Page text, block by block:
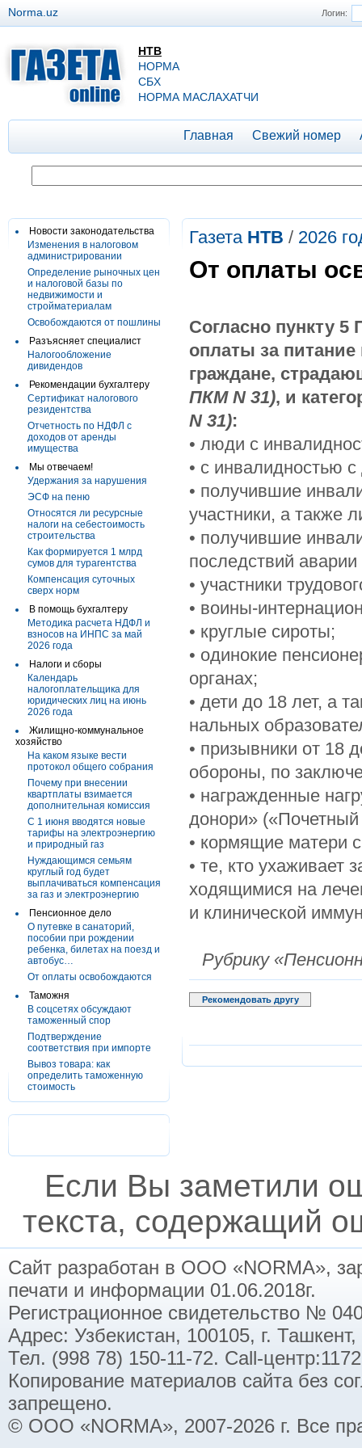
Логин:
Norma.uz
НТВ
НОРМА
СБХ
НОРМА МАСЛАХАТЧИ
Главная Свежий номер
Новости законодательства
Изменения в налоговом
администрировании
Определение рыночных цен
и налоговой базы по
недвижимости и
стройматериалам
Освобождаются от пошлины
Разъясняет специалист
Налогообложение
дивидендов
Рекомендации бухгалтеру
Сертификат налогового
резидентства
Отчетность по НДФЛ с
доходов от аренды
имущества
Мы отвечаем!
Удержания за нарушения
ЭСФ на пеню
Относятся ли ресурсные
налоги на себестоимость
строительства
Как формируется 1 млрд
сумов для турагентства
Компенсация суточных
сверх норм
В помощь бухгалтеру
Методика расчета НДФЛ и
взносов на ИНПС за май
2026 года
Налоги и сборы
Календарь
налогоплательщика для
юридических лиц на июнь
2026 года
Жилищно-коммунальное
хозяйство
На каком языке вести
протокол общего собрания
Почему при внесении
квартплаты взимается
дополнительная комиссия
С 1 июня вводятся новые
тарифы на электроэнергию
и природный газ
Нуждающимся семьям
круглый год будет
выплачиваться компенсация
за газ и электроэнергию
Пенсионное дело
О путевке в санаторий,
пособии при рождении
ребенка, билетах на поезд и
автобус…
От оплаты освобождаются
Таможня
В соцсетях обсуждают
таможенный спор
Подтверждение
соответствия при импорте
Вывоз товара: как
определить таможенную
стоимость
Газета НТВ / 2026
От оплаты
Согласно пункту
оплаты за
граждане,
ПКМ N 31), и
N 31):
• люди с
• с инвалидностью с
• получившие
участники, а также
• получившие
последствий
• участники
• воины-
• круглые сироты;
• одинокие
органах;
• дети до 18 лет, а
нальных
• призывники от 18
обороны, по
• награжденные
донори»
• кормящие матери
• те, кто ухаживает
ходящимися на
и клинической
Рубрику
Рекомендовать другу
Если Вы заметили
текста, содержащий
Сайт разработан в ООО «NORMA»,
печати и информации 01.06.2018г.
Регистрационное свидетельство №
Адрес: Узбекистан, 100105, г.
Тел. (998 78) 150-11-72. Call-
Копирование материалов сайта без
запрещено.
© ООО «NORMA», 2007-2026 г. Все